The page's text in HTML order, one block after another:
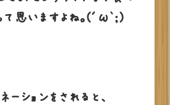
て思いますよね。(´ω`；)
ーションをされると、